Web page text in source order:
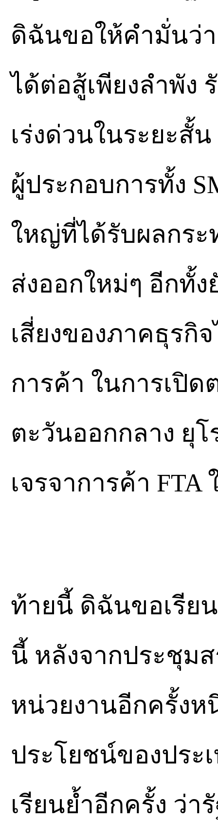
ดิฉันขอให้คำมั่นว่
ได้ต่อสู้เพียงลำพัง
เร่งด่วนในระยะสั้
ผู้ประกอบการทั้ง
ใหญ่ที่ได้รับผลกระ
ส่งออกใหม่ๆ อีกทั้ง
เสี่ยงของภาคธุรกิ
การค้า ในการเปิ
ตะวันออกกลาง ยุโ
เจรจาการค้า FTA
ท้ายนี้ ดิฉันขอเรีย
นี้ หลังจากประชุม
หน่วยงานอีกครั้งห
ประโยชน์ของประ
เรียนย้ำอีกครั้ง ว่า